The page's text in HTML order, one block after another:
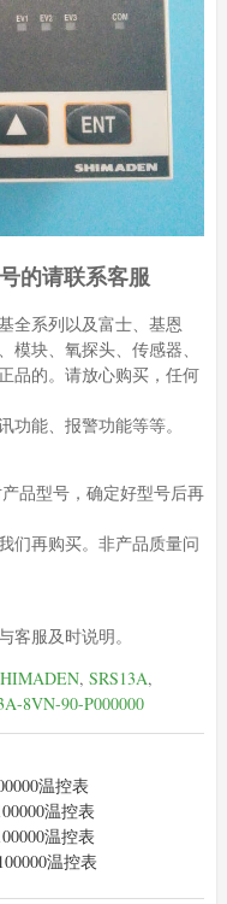
的请联系客服
全系列以及富士、基恩
块、氧探头、传感器、
品的。请放心购买，任何
功能、报警功能等等。
品型号，确定好型号后再
们再购买。非产品质量问
服及时说明。
, SRS13A,
8VN-90-P000000
温控表
温控表
温控表
温控表